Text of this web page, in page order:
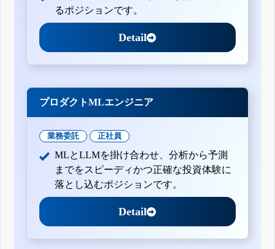
るポジションです。
Detail
プロダクトMLエンジニア
業務委託 正社員
MLとLLMを掛け合わせ、分析から予測
までをスピーディかつ正確な投資体験に
落とし込むポジションです。
Detail